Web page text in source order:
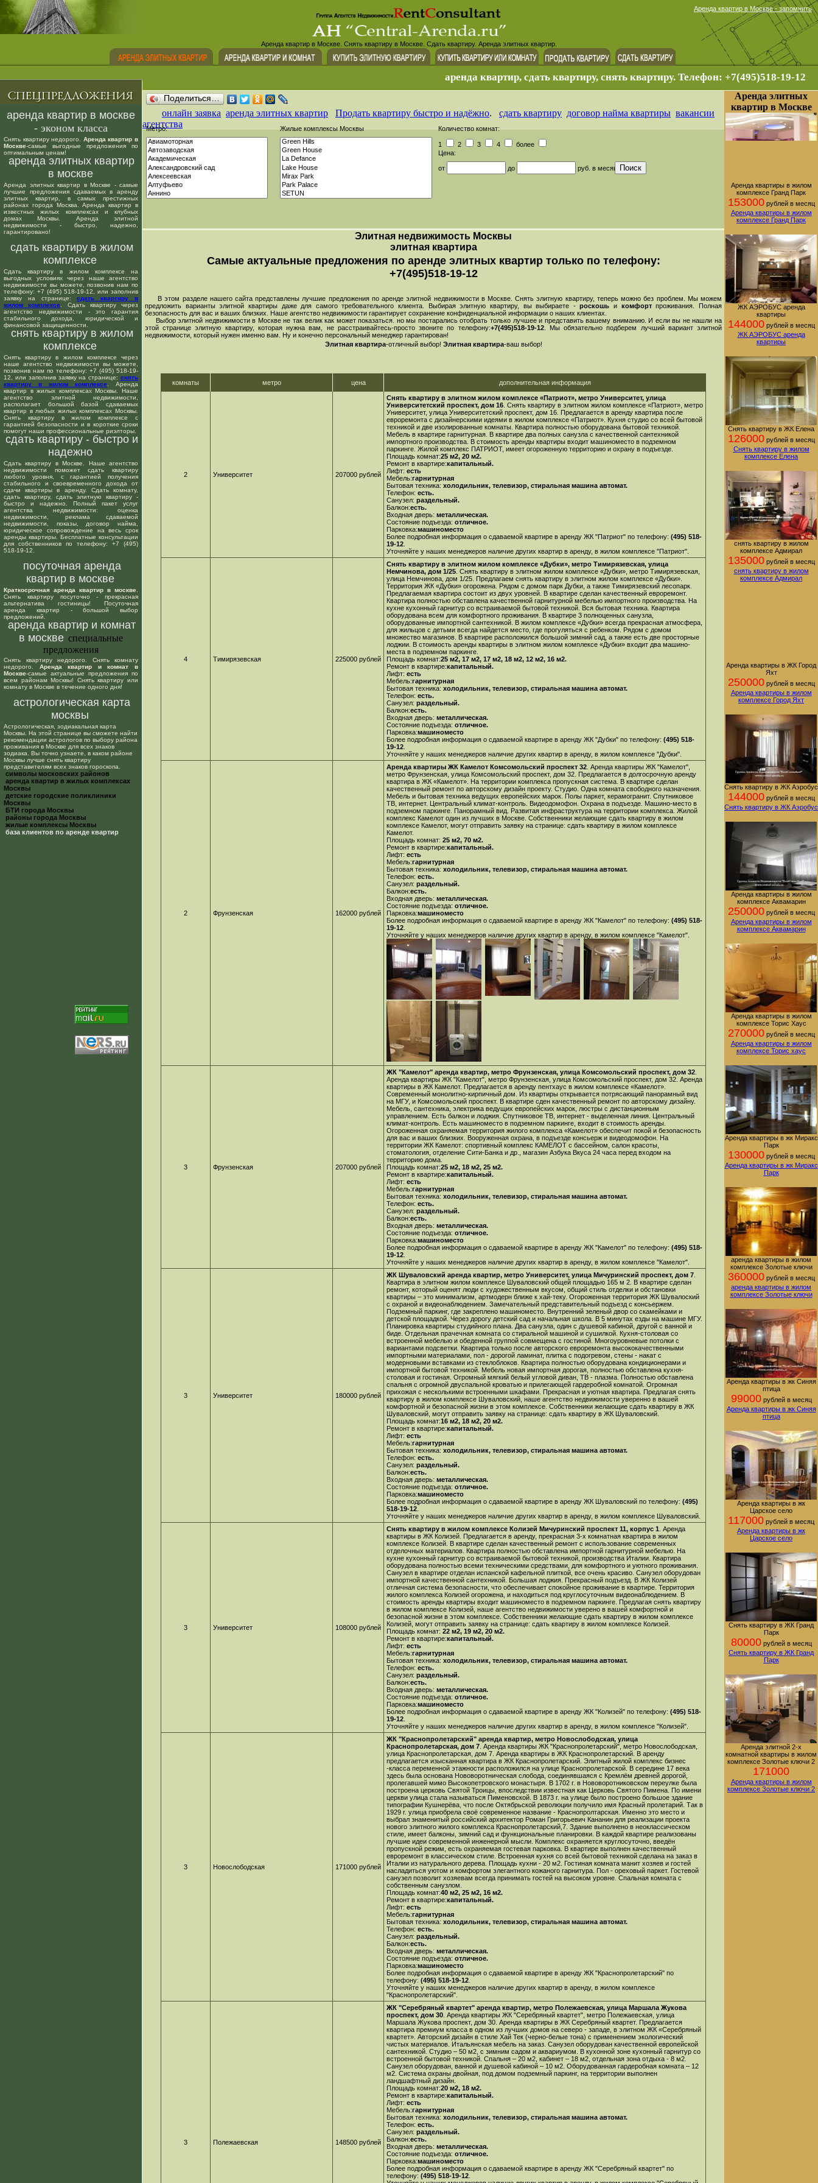
Аренда квартир в Москве - запомнить
Аренда квартир в Москве. Снять квартиру в Москве. Сдать квартиру. Аренда элитных квартир.
аренда квартир, сдать квартиру, снять квартиру. Телефон: +7(495)518-19-12
аренда квартир в москве
- эконом класса
Снять квартиру недорого. Аренда квартир в
Москве-самые выгодные предложения по
оптимальным ценам!
аренда элитных квартир
в москве
Аренда элитных квартир в Москве - самые
лучшие предложения сдаваемых в аренду
элитных квартир, в самых престижных
районах города Москва. Аренда квартир в
известных жилых комплексах и клубных
домах Москвы. Аренда элитной
недвижимости - быстро, надежно,
гарантировано!
сдать квартиру в жилом
комплексе
Сдать квартиру в жилом комплексе на
выгодных условиях через наше агентство
недвижимости вы можете, позвонив нам по
телефону: +7 (495) 518-19-12, или заполнив
заявку на странице:сдать квартиру в
жилом комплексе . Сдать квартиру через
агентство недвижимости - это гарантия
стабильного дохода, юридической и
финансовой защищенности.
снять квартиру в жилом
комплексе
Снять квартиру в жилом комплексе через
наше агентство недвижимости вы можете,
позвонив нам по телефону: +7 (495) 518-19-
12, или заполнив заявку на странице: снять
квартиру в жилом комплексе . Аренда
квартир в жилых комплексах Москвы. Наше
агентство элитной недвижимости,
располагает большой базой сдаваемых
квартир в любых жилых комплексах Москвы.
Снять квартиру в жилом комплексе с
гарантией безопасности и в короткие сроки
помогут наши профессиональные риэлторы.
сдать квартиру - быстро и
надежно
Сдать квартиру в Москве. Наше агентство
недвижимости поможет сдать квартиру
любого уровня, с гарантией получения
стабильного и своевременного дохода от
сдачи квартиры в аренду. Сдать комнату,
сдать квартиру, сдать элитную квартиру -
быстро и надежно. Полный пакет услуг
агентства недвижимости: оценка
недвижимости, реклама сдаваемой
недвижимости, показы, договор найма,
юридическое сопровождение на весь срок
аренды квартиры. Бесплатные консультации
для собственников по телефону: +7 (495)
518-19-12.
посуточная аренда
квартир в москве
Краткосрочная аренда квартир в москве
Снять квартиру посуточно - прекрасная
альтернатива гостиницы! Посуточная
аренда квартир - большой выбор
предложений.
аренда квартир и комнат
в москве специальные
предложения
Снять квартиру недорого. Снять комнату
недорого. Аренда квартир и комнат в
Москве-самые актуальные предложения по
всем районам Москвы! Снять квартиру или
комнату в Москве в течение одного дня!
астрологическая карта
москвы
Астрологическая, зодиакальная карта
Москвы. На этой странице вы сможете найти
рекомендации астрологов по выбору района
проживания в Москве для всех знаков
зодиака. Вы точно узнаете, в каком районе
Москвы лучше снять квартиру
представителям всех знаков гороскопа.
cимволы московских районов
аренда квартир в жилых комплексах
Москвы
детские городские поликлиники
Москвы
БТИ города Москвы
районы города Москвы
жилые комплексы Москвы
база клиентов по аренде квартир
Поделиться…
онлайн заявка аренда элитных квартир Продать квартиру быстро и надёжно. сдать квартиру договор найма квартиры вакансии
агентства
Метро: Жилые комплексы Москвы Количество комнат:
1 2 3 4
более
Цена:
от до руб. в месяц
Элитная недвижимость Москвы
элитная квартира
Самые актуальные предложения по аренде элитных квартир только по телефону:
+7(495)518-19-12
В этом разделе нашего сайта представлены лучшие предложения по аренде элитной недвижимости в Москве. Снять элитную квартиру, теперь можно без проблем. Мы можем
предложить варианты элитной квартиры даже для самого требовательного клиента. Выбирая элитную квартиру, вы выбираете -роскошь и комфортпроживания. Полная
безопасность для вас и ваших близких. Наше агентство недвижимости гарантирует сохранение конфиденциальной информации о наших клиентах.
Выбор элитной недвижимости в Москве не так велик как может показаться. но мы постарались отобрать только лучшее и представить вашему вниманию. И если вы не нашли на
этой странице элитную квартиру, которая нужна вам, не расстраивайтесь-просто звоните по телефону:+7(495)518-19-12. Мы обязательно подберем лучший вариант элитной
недвижимости, который нужен именно вам. Ну и конечно персональный менеджер гарантирован!
Элитная квартира-отличный выбор! Элитная квартира-ваш выбор!
комнаты метро цена дополнительная информация
2 Университет 207000 рублей
Снять квартиру в элитном жилом комплексе «Патриот», метро Университет, улица
Университетский проспект, дом 16 . Снять квартиру в элитном жилом комплексе «Патриот», метро
Университет, улица Университетский проспект, дом 16. Предлагается в аренду квартира после
евроремонта с дизайнерскими идеями в жилом комплексе «Патриот». Кухня студио со всей бытовой
техникой и две изолированные комнаты. Квартира полностью оборудована бытовой техникой.
Мебель в квартире гарнитурная. В квартире два полных санузла с качественной сантехникой
импортного производства. В стоимость аренды квартиры входит машиноместо в подземном
паркинге. Жилой комплекс ПАТРИОТ, имеет огороженную территорию и охрану в подъезде.
Площадь комнат:25 м2, 20 м2.
Ремонт в квартире:капитальный.
Лифт: есть
Мебель:гарнитурная
Бытовая техника: холодильник, телевизор, стиральная машина автомат.
Телефон: есть.
Санузел: раздельный.
Балкон:есть.
Входная дверь: металлическая.
Состояние подъезда: отличное.
Парковка:машиноместо
Более подробная информация о сдаваемой квартире в аренду ЖК "Патриот" по телефону: (495) 518-
19-12
Уточняйте у наших менеджеров наличие других квартир в аренду, в жилом комплексе "Патриот".
4 Тимирязевская 225000 рублей
Снять квартиру в элитном жилом комплексе «Дубки», метро Тимирязевская, улица
Немчинова, дом 1/25 . Снять квартиру в элитном жилом комплексе «Дубки», метро Тимирязевская,
улица Немчинова, дом 1/25. Предлагаем снять квартиру в элитном жилом комплексе «Дубки».
Территория ЖК «Дубки» огорожена. Рядом с домом парк Дубки, а также Тимирязевский лесопарк.
Предлагаемая квартира состоит из двух уровней. В квартире сделан качественный евроремонт.
Квартира полностью обставлена качественной гарнитурной мебелью импортного производства. На
кухне кухонный гарнитур со встраиваемой бытовой техникой. Вся бытовая техника. Квартира
оборудована всем для комфортного проживания. В квартире 3 полноценных санузла,
оборудованные импортной сантехникой. В жилом комплексе «Дубки» всегда прекрасная атмосфера,
для жильцов с детьми всегда найдется место, где прогуляться с ребенком. Рядом с домом
множество магазинов. В квартире расположился большой зимний сад, а также есть две просторные
лоджии. В стоимость аренды квартиры в элитном жилом комплексе «Дубки» входит два машино-
места в подземном паркинге.
Площадь комнат:25 м2, 17 м2, 17 м2, 18 м2, 12 м2, 16 м2.
Ремонт в квартире:капитальный.
Лифт: есть
Мебель:гарнитурная
Бытовая техника: холодильник, телевизор, стиральная машина автомат.
Телефон: есть.
Санузел: раздельный.
Балкон:есть.
Входная дверь: металлическая.
Состояние подъезда: отличное.
Парковка:машиноместо
Более подробная информация о сдаваемой квартире в аренду ЖК "Дубки" по телефону: (495) 518-
19-12
Уточняйте у наших менеджеров наличие других квартир в аренду, в жилом комплексе "Дубки".
2 Фрунзенская 162000 рублей
Аренда квартиры ЖК Камелот Комсомольский проспект 32 . Аренда квартиры ЖК "Камелот",
метро Фрунзенская, улица Комсомольский проспект, дом 32. Предлагается в долгосрочную аренду
квартира в ЖК «Камелот». На территории комплекса пропускная система. В квартире сделан
качественный ремонт по авторскому дизайн проекту. Студио. Одна комната свободного назначения.
Мебель и бытовая техника ведущих европейских марок. Полы паркет, керамогранит. Спутниковое
ТВ, интернет. Центральный климат-контроль. Видеодомофон. Охрана в подъезде. Машино-место в
подземном паркинге. Панорамный вид. Развитая инфраструктура на территории комплекса. Жилой
комплекс Камелот один из лучших в Москве. Собственники желающие сдать квартиру в жилом
комплексе Камелот, могут отправить заявку на странице: сдать квартиру в жилом комплексе
Камелот.
Площадь комнат: 25 м2, 70 м2.
Ремонт в квартире:капитальный.
Лифт: есть
Мебель:гарнитурная
Бытовая техника: холодильник, телевизор, стиральная машина автомат.
Телефон: есть.
Санузел: раздельный.
Балкон:есть.
Входная дверь: металлическая.
Состояние подъезда: отличное.
Парковка:машиноместо
Более подробная информация о сдаваемой квартире в аренду ЖК "Камелот" по телефону: (495) 518-
19-12
Уточняйте у наших менеджеров наличие других квартир в аренду, в жилом комплексе "Камелот".
3 Фрунзенская 207000 рублей
ЖК "Камелот" аренда квартир, метро Фрунзенская, улица Комсомольский проспект, дом 32
Аренда квартиры ЖК "Камелот", метро Фрунзенская, улица Комсомольский проспект, дом 32. Аренда
квартиры в ЖК Камелот. Предлагается в аренду пентхаус в жилом комплексе «Камелот».
Современный монолитно-кирпичный дом. Из квартиры открывается потрясающий панорамный вид
на МГУ, и Комсомольский проспект. В квартире сден качественный ремонт по авторскому дизайну.
Мебель, сантехника, электрика ведущих европейских марок, люстры с дистанционным
управлением. Есть балкон и лоджия. Спутниковое ТВ, интернет - выделенная линия. Центральный
климат-контроль. Есть машиноместо в подземном паркинге, входит в стоимость аренды.
Огороженная охраняемая территория жилого комплекса «Камелот» обеспечит покой и безопасность
для вас и ваших близких. Вооруженная охрана, в подъезде консьерж и видеодомофон. На
территории ЖК Камелот: спортивный комплекс КАМЕЛОТ с бассейном, салон красоты,
стоматология, отделение Сити-Банка и др., магазин Азбука Вкуса 24 часа перед входом на
территорию дома.
Площадь комнат:25 м2, 18 м2, 25 м2.
Ремонт в квартире:капитальный.
Лифт: есть
Мебель:гарнитурная
Бытовая техника: холодильник, телевизор, стиральная машина автомат.
Телефон: есть.
Санузел: раздельный.
Балкон:есть.
Входная дверь: металлическая.
Состояние подъезда: отличное.
Парковка:машиноместо
Более подробная информация о сдаваемой квартире в аренду ЖК "Камелот" по телефону: (495) 518-
19-12
Уточняйте у наших менеджеров наличие других квартир в аренду, в жилом комплексе "Камелот".
3 Университет 180000 рублей
ЖК Шуваловский аренда квартир, метро Университет, улица Мичуринский проспект, дом 7
Квартира в элитном жилом комплексе Шуваловский общей площадью 165 м 2. В квартире сделан
ремонт, который оценят люди с художественным вкусом, общий стиль отделки и обстановки
квартиры – это минимализм, артмодерн ближе к хай-теку. Огороженная территория ЖК Шувалоский
с охраной и видеонаблюдением. Замечательный представительный подъезд с консьержем.
Подземный паркинг, где закреплено машиноместо. Внутренний зеленый двор со скамейками и
детской площадкой. Через дорогу детский сад и начальная школа. В 5 минутах езды на машине МГУ.
Планировка квартиры студийного плана. Два санузла, один с душевой кабиной, другой с ванной и
биде. Отдельная прачечная комната со стиральной машиной и сушилкой. Кухня-столовая со
встроенной мебелью и обеденной группой совмещена с гостиной. Многоуровневые потолки с
вариантами подсветки. Квартира только после авторского евроремонта высококачественными
импортными материалами, пол - дорогой ламинат, плитка с подогревом, стены - накат с
модерновыми вставками из стеклоблоков. Квартира полностью оборудована кондиционерами и
импортной бытовой техникой. Мебель новая импортная дорогая, полностью обставлена кухня-
столовая и гостиная. Огромный мягкий белый угловой диван, ТВ - плазма. Полностью обставлена
спальня с огромной двуспальной кроватью и прилегающей гардеробной комнатой. Огромная
прихожая с несколькими встроенными шкафами. Прекрасная и уютная квартира. Предлагая снять
квартиру в жилом комплексе Шуваловский , наше агентство недвижимости уверенно в вашей
комфортной и безопасной жизни в этом комплексе. Собственники желающие сдать квартиру в ЖК
Шуваловский, могут отправить заявку на странице: сдать квартиру в ЖК Шуваловский
Площадь комнат:16 м2, 18 м2, 20 м2.
Ремонт в квартире:капитальный.
Лифт: есть
Мебель:гарнитурная
Бытовая техника: холодильник, телевизор, стиральная машина автомат.
Телефон: есть.
Санузел: раздельный.
Балкон:есть.
Входная дверь: металлическая.
Состояние подъезда: отличное.
Парковка:машиноместо
Более подробная информация о сдаваемой квартире в аренду ЖК Шуваловский по телефону: (495)
518-19-12
Уточняйте у наших менеджеров наличие других квартир в аренду, в жилом комплексе Шуваловский.
3 Университет 108000 рублей
Снять квартиру в жилом комплексе Колизей Мичуринский проспект 11, корпус 1 . Аренда
квартиры в ЖК Колизей. Предлагается в аренду, прекрасная 3-х комнатная квартира в жилом
комплексе Колизей. В квартире сделан качественный ремонт с использование современных
отделочных материалов. Квартира полностью обставлена импортной гарнитурной мебелью. На
кухне кухонный гарнитур со встраиваемой бытовой техникой, производства Италии. Квартира
оборудована полностью всеми техническими средствами, для комфортного и уютного проживания.
Санузел в квартире отделан испанской кафельной плиткой, все очень красиво. Санузел оборудован
импортной качественной сантехникой. Большая лоджия. Прекрасный подъезд. В ЖК Колизей
отличная система безопасности, что обеспечивает спокойное проживание в квартире. Территория
жилого комплекса Колизей огорожена, и находиться под круглосуточным видеонаблюдением. В
стоимость аренды квартиры входит машиноместо в подземном паркинге. Предлагая снять квартиру
в жилом комплексе Колизей , наше агентство недвижимости уверено в вашей комфортной и
безопасной жизни в этом комплексе. Собственники желающие сдать квартиру в жилом комплексе
Колизей, могут отправить заявку на странице: сдать квартиру в жилом комплексе Колизей
Площадь комнат: 22 м2, 19 м2, 20 м2.
Ремонт в квартире:капитальный.
Лифт: есть
Мебель:гарнитурная
Бытовая техника: холодильник, телевизор, стиральная машина автомат.
Телефон: есть.
Санузел: раздельный.
Балкон:есть.
Входная дверь: металлическая.
Состояние подъезда: отличное.
Парковка:машиноместо
Более подробная информация о сдаваемой квартире в аренду ЖК "Колизей" по телефону: (495) 518-
19-12
Уточняйте у наших менеджеров наличие других квартир в аренду, в жилом комплексе "Колизей".
3 Новослободская 171000 рублей
ЖК "Краснопролетарский" аренда квартир, метро Новослободская, улица
Краснопролетарская, дом 7 . Аренда квартиры ЖК "Краснопролетарский", метро Новослободская,
улица Краснопролетарская, дом 7. Аренда квартиры в ЖК Краснопролетарский. В аренду
предлагается изысканная квартира в ЖК Краснопролетарский. Элитный жилой комплекс бизнес
-класса переменной этажности расположился на улице Краснопролетарской. В середине 17 века
здесь была основана Нововоротническая слобода, соединявшаяся с Кремлём древней дорогой,
пролегавшей мимо Высокопетровского монастыря. В 1702 г. в Нововоротниковском переулке была
построена церковь Святой Троицы, впоследствии известная как Церковь Святого Пимена. По имени
церкви улица стала называться Пименовской. В 1873 г. на улице было построено большое здание
типографии Кушнерёва, что после Октябрьской революции получило имя Красный пролетарий. Так в
1929 г. улица приобрела своё современное название - Краснопролтарская. Именно это место и
выбрал знаменитый российский архитектор Роман Григорьевич Кананин для реализации проекта
нового элитного жилого комплекса Краснопролетарский,7. Здание выполнено в неоклассическом
стиле, имеет балконы, зимний сад и функциональные планировки. В каждой квартире реализованы
лучшие идеи современной инженерной мысли. Комплекс охраняется круглосуточно, введён
пропускной режим, есть охраняемая гостевая парковка. В квартире выполнен качественный
евроремонт в классическом стиле. Встроенная кухня со всей бытовой техникой сделана на заказ в
Италии из натурального дерева. Площадь кухни - 20 м2. Гостиная комната манит хозяев и гостей
насладиться уютом и комфортом элегантного кожаного гарнитура. Пол - ореховый паркет. Гостевой
санузел позволит хозяевам всегда принимать гостей на высоком уровне. Спальная комната с
собственным санузлом.
Площадь комнат:40 м2, 25 м2, 16 м2.
Ремонт в квартире:капитальный.
Лифт: есть
Мебель:гарнитурная
Бытовая техника: холодильник, телевизор, стиральная машина автомат.
Телефон: есть.
Санузел: раздельный.
Балкон:есть.
Входная дверь: металлическая.
Состояние подъезда: отличное.
Парковка:машиноместо
Более подробная информация о сдаваемой квартире в аренду ЖК "Краснопролетарский" по
телефону: (495) 518-19-12
Уточняйте у наших менеджеров наличие других квартир в аренду, в жилом комплексе
"Краснопролетарский".
3 Полежаевская 148500 рублей
ЖК "Серебряный квартет" аренда квартир, метро Полежаевская, улица Маршала Жукова
проспект, дом 30 . Аренда квартиры ЖК "Серебряный квартет", метро Полежаевская, улица
Маршала Жукова проспект, дом 30. Аренда квартиры в ЖК Серебряный квартет. Предлагается
квартира премиум класса в одном из лучших домов на северо - западе, в элитном ЖК «Серебряный
квартет». Авторский дизайн в стиле Хай Тек (черно-белые тона) с применением экологический
чистых материалов. Итальянская мебель на заказ. Санузел оборудован качественной европейской
сантехникой. Студио – 50 м2, с зимним садом и аквариумом. В кухонной зоне кухонный гарнитур со
встроенной бытовой техникой. Спальня – 20 м2, кабинет – 18 м2, отдельная зона отдыха - 8 м2.
Санузел оборудован, ванной и душевой кабиной – 10 м2. Оборудованная гардеробная комната – 12
м2. Система охраны двойная, под домом подземный паркинг, на территории выполнен
ландшафтный дизайн.
Площадь комнат:20 м2, 18 м2.
Ремонт в квартире:капитальный.
Лифт: есть
Мебель:гарнитурная
Бытовая техника: холодильник, телевизор, стиральная машина автомат.
Телефон: есть.
Санузел: раздельный.
Балкон:есть.
Входная дверь: металлическая.
Состояние подъезда: отличное.
Парковка:машиноместо
Более подробная информация о сдаваемой квартире в аренду ЖК "Серебряный квартет" по
телефону: (495) 518-19-12
Аренда элитных
квартир в Москве
Аренда квартиры в жилом
комплексе Гранд Парк
153000рублей в месяц
Аренда квартиры в жилом
комплексе Гранд Парк
ЖК АЭРОБУС аренда
квартиры
144000рублей в месяц
ЖК АЭРОБУС аренда
квартиры
Снять квартиру в ЖК Елена
126000рублей в месяц
Снять квартиру в жилом
комплексе Елена
снять квартиру в жилом
комплексе Адмирал
135000рублей в месяц
снять квартиру в жилом
комплексе Адмирал
Аренда квартиры в ЖК Город
Яхт
250000рублей в месяц
Аренда квартиры в жилом
комплексе Город Яхт
Снять квартиру в ЖК Аэробус
144000рублей в месяц
Снять квартиру в ЖК Аэробус
Аренда квартиры в жилом
комплексе Аквамарин
250000рублей в месяц
Аренда квартиры в жилом
комплексе Аквамарин
Аренда квартиры в жилом
комплексе Торис Хаус
270000рублей в месяц
Аренда квартиры в жилом
комплексе Торис хаус
Аренда квартиры в жк Миракс
Парк
130000рублей в месяц
Аренда квартиры в жк Миракс
Парк
аренда квартиры в жилом
комплексе Золотые ключи
360000рублей в месяц
аренда квартиры в жилом
комплексе Золотые ключи
Аренда квартиры в жк Синяя
птица
99000рублей в месяц
Аренда квартиры в жк Синяя
птица
Аренда квартиры в жк
Царское село
117000 рублей в месяц
Аренда квартиры в жк
Царское село
Снять квартиру в ЖК Гранд
Парк
80000рублей в месяц
Снять квартиру в ЖК Гранд
Парк
Аренда элитной 2-х
комнатной квартиры в жилом
комплексе Золотые ключи 2
171000
Аренда квартиры в жилом
комплексе Золотые ключи 2